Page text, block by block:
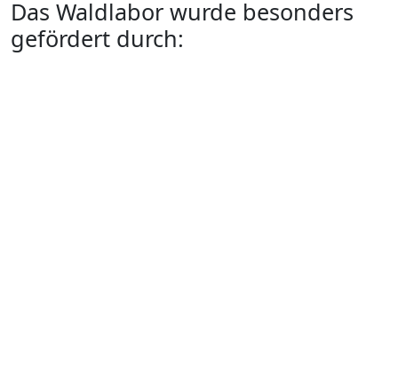
Das Waldlabor wurde besonders
gefördert durch: